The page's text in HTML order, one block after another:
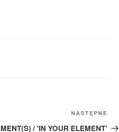
wpis
NASTĘPNE
/ 'IN YOUR ELEMENT’